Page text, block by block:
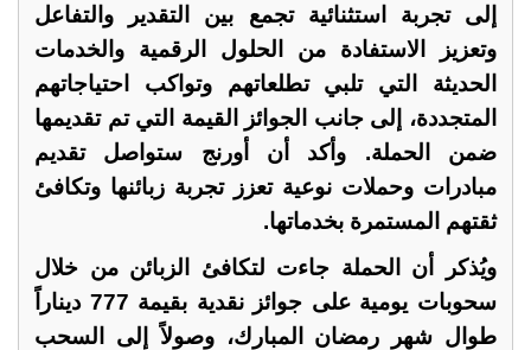
إلى تجربة استثنائية تجمع بين التقدير والتفاعل
وتعزيز الاستفادة من الحلول الرقمية والخدمات
الحديثة التي تلبي تطلعاتهم وتواكب احتياجاتهم
المتجددة، إلى جانب الجوائز القيمة التي تم تقديمها
ضمن الحملة. وأكد أن أورنج ستواصل تقديم
مبادرات وحملات نوعية تعزز تجربة زبائنها وتكافئ
ثقتهم المستمرة بخدماتها.
ويُذكر أن الحملة جاءت لتكافئ الزبائن من خلال
سحوبات يومية على جوائز نقدية بقيمة 777 ديناراً
طوال شهر رمضان المبارك، وصولاً إلى السحب